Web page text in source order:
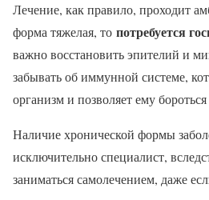
Лечение, как правило, проходит
форма тяжелая, то потребуется
важно восстановить эпителий и
забывать об иммунной системе,
организм и позволяет ему
Наличие хронической формы
исключительно специалист,
заниматься самолечением, даже